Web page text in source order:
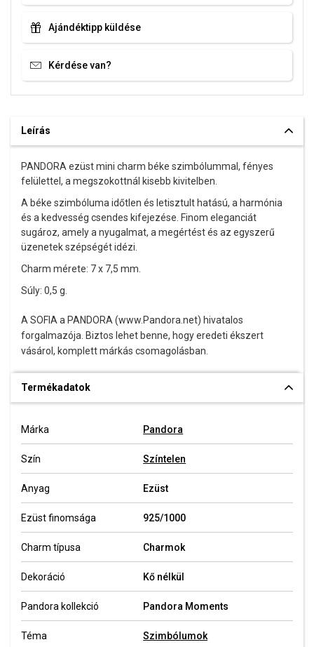
Ajándéktipp küldése
Kérdése van?
Leírás
PANDORA ezüstmini charm béke szimbólummal, fényes
felülettel, a megszokottnál kisebb kivitelben.
A béke szimbóluma időtlen és letisztult hatású, a harmónia
és a kedvesség csendes kifejezése. Finom eleganciát
sugároz, amely a nyugalmat, a megértést és az egyszerű
üzenetek szépségét idézi.
Charm mérete: 7 x 7,5 mm.
Súly: 0,5 g.
A SOFIA a PANDORA (www.Pandora.net) hivatalos
forgalmazója. Biztos lehet benne, hogy eredeti ékszert
vásárol, komplett márkás csomagolásban.
Termékadatok
Márka Pandora
Szín Színtelen
Anyag Ezüst
Ezüst finomsága 925/1000
Charm típusa Charmok
Dekoráció Kő nélkül
Pandora kollekció Pandora Moments
Téma Szimbólumok